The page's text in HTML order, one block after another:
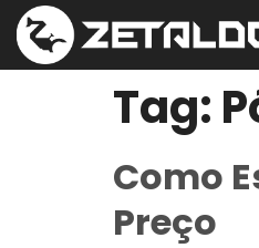
Tag:
Como
Preço